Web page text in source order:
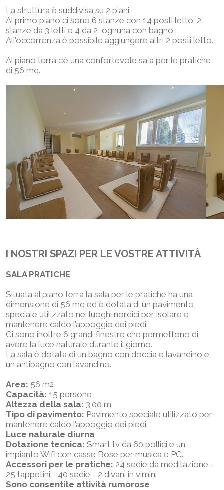
La struttura è suddivisa su 2 piani.
Al primo piano ci sono 6 stanze con 14 posti letto: 2
stanze da 3 letti e 4 da 2, ognuna con bagno.
All’occorrenza è possibile aggiungere altri 2 posti letto.
Al piano terra c’è una confortevole sala per le pratiche
di 56 mq.
I NOSTRI SPAZI PER LE VOSTRE ATTIVITÀ
SALA PRATICHE
Situata al piano terra la sala per le pratiche ha una
dimensione di 56 mq ed è dotata di un pavimento
speciale utilizzato nei luoghi nordici per isolare e
mantenere caldo l’appoggio dei piedi.
Ci sono inoltre 6 grandi finestre che permettono di
avere la luce naturale durante il giorno.
La sala è dotata di un bagno con doccia e lavandino e
un antibagno con lavandino.
Area: 56 m2
Capacità: 15 persone
Altezza della sala: 3.00 m
Tipo di pavimento: Pavimento speciale utilizzato per
mantenere caldo l’appoggio dei piedi.
Luce naturale diurna
Dotazione tecnica: Smart tv da 60 pollici e un
impianto Wifi con casse Bose per musica e PC.
Accessori per le pratiche: 24 sedie da meditazione -
25 tappetini - 40 sedie - 2 divani in vimini
Sono consentite attività rumorose